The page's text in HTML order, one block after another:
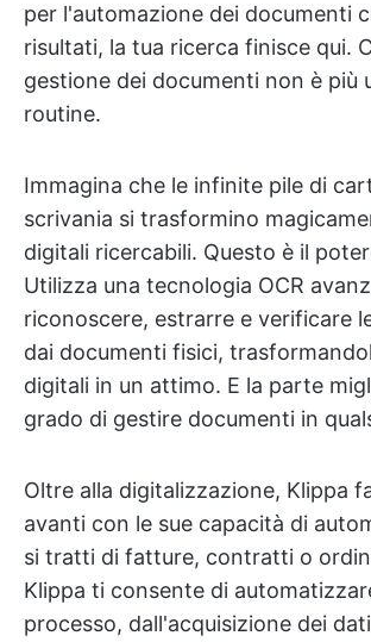
per l'automazione dei documenti
risultati, la tua ricerca finisce qui.
gestione dei documenti non è più
routine.
Immagina che le infinite pile di
scrivania si trasformino
digitali ricercabili. Questo è il
Utilizza una tecnologia OCR
riconoscere, estrarre e verificare
dai documenti fisici,
digitali in un attimo. E la parte
grado di gestire documenti in
Oltre alla digitalizzazione, Klippa
avanti con le sue capacità di
si tratti di fatture, contratti o
Klippa ti consente di
processo, dall'acquisizione dei